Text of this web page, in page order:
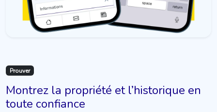
Prouver
Montrez la propriété et l’historique en
toute confiance